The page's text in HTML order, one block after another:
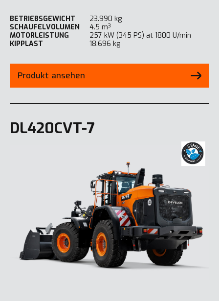
BETRIEBSGEWICHT
23.990 kg
SCHAUFELVOLUMEN
4.5 m³
MOTORLEISTUNG
257 kW (345 PS) at 1800 U/min
KIPPLAST
18.696 kg
Produkt ansehen
DL420CVT-7